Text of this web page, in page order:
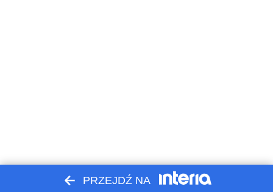
PRZEJDŹ NA